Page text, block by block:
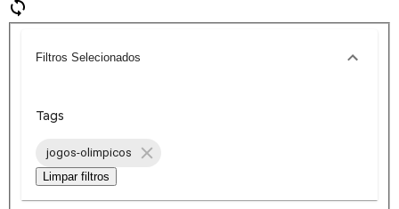
Filtros Selecionados
Tags
jogos-olimpicos
Limpar filtros